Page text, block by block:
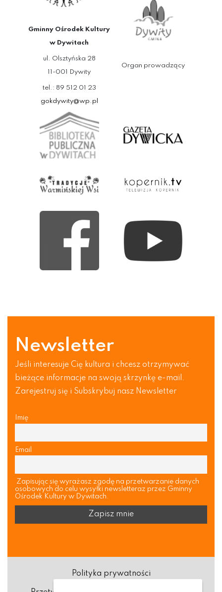
Gminny Ośrodek Kultury
w Dywitach
ul. Olsztyńska 28
11-001 Dywity
tel.: 89 512 01 23
gokdywity@wp.pl
Organ prowadzący
Newsletter
Jeśli interesuje Cię kultura i chcesz otrzymywać
bieżące informacje na swoją skrzynkę e-mail.
Zarejestruj się i Subskrybuj nasz Newsletter
Imię
Email
Zapisując się wyrażasz zgodę na przetwarzanie danych
osobowych do celu wysyłki newsletteraz przez Gminny
Ośrodek Kultury w Dywitach.
Polityka prywatności